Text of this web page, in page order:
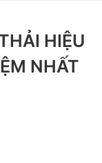
HIỆU
NHẤT